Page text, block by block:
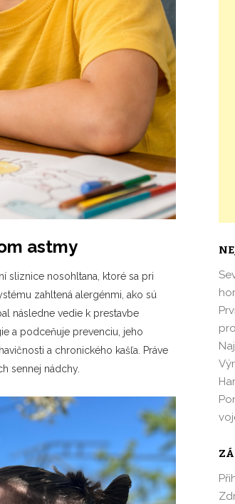
astmy
sliznice nosohltana, ktoré sa pri
zahltená alergénmi, ako sú
následne vedie k prestavbe
a podceňuje prevenciu, jeho
a chronického kašľa. Práve
sennej nádchy.